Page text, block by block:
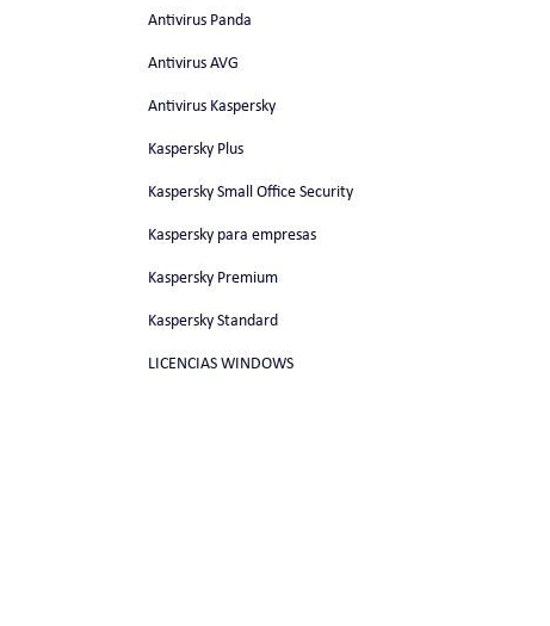
Antivirus Panda
Antivirus AVG
Antivirus Kaspersky
Kaspersky Plus
Kaspersky Small Office Security
Kaspersky para empresas
Kaspersky Premium
Kaspersky Standard
LICENCIAS WINDOWS